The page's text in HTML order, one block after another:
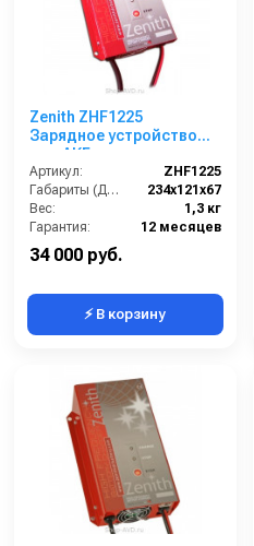
Zenith ZHF1225
Зарядное устройство
для АКБ
Артикул:
ZHF1225
Габариты (ДхШхВ):
234х121х67
Вес:
1,3 кг
Гарантия:
12 месяцев
34 000 руб.
⚡ В корзину